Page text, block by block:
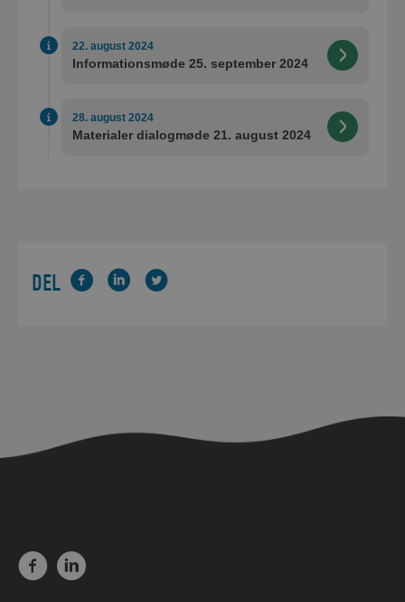
22. august 2024
Informationsmøde 25. september 2024
28. august 2024
Materialer dialogmøde 21. august 2024
DEL